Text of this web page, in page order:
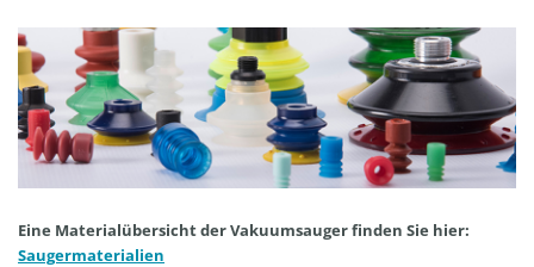
Eine Materialübersicht der Vakuumsauger finden Sie hier:
Saugermaterialien